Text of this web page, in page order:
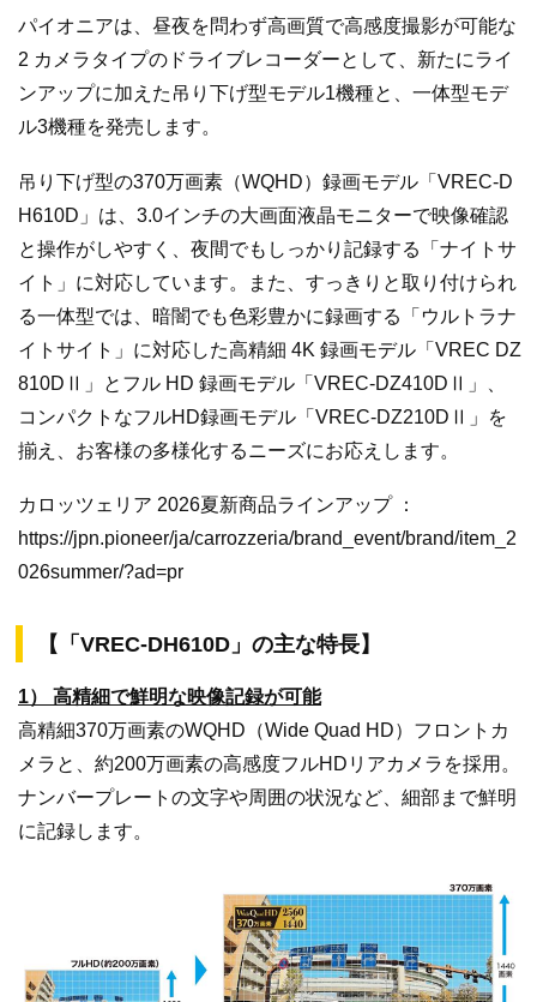
パイオニアは、昼夜を問わず高画質で高感度撮影が可能な
2 カメラタイプのドライブレコーダーとして、新たにライ
ンアップに加えた吊り下げ型モデル1機種と、一体型モデ
ル3機種を発売します。
吊り下げ型の370万画素（WQHD）録画モデル「VREC-D
H610D」は、3.0インチの大画面液晶モニターで映像確認
と操作がしやすく、夜間でもしっかり記録する「ナイトサ
イト」に対応しています。また、すっきりと取り付けられ
る一体型では、暗闇でも色彩豊かに録画する「ウルトラナ
イトサイト」に対応した高精細 4K 録画モデル「VREC DZ
810DⅡ」とフル HD 録画モデル「VREC-DZ410DⅡ」、
コンパクトなフルHD録画モデル「VREC-DZ210DⅡ」を
揃え、お客様の多様化するニーズにお応えします。
カロッツェリア 2026夏新商品ラインアップ ：
https://jpn.pioneer/ja/carrozzeria/brand_event/brand/item_2
026summer/?ad=pr
【「VREC-DH610D」の主な特長】
1） 高精細で鮮明な映像記録が可能
高精細370万画素のWQHD（Wide Quad HD）フロントカ
メラと、約200万画素の高感度フルHDリアカメラを採用。
ナンバープレートの文字や周囲の状況など、細部まで鮮明
に記録します。